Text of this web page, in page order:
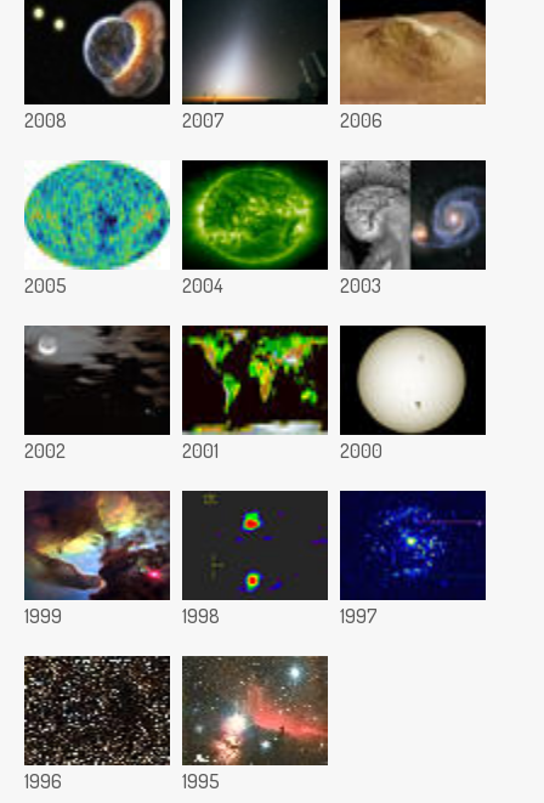
2008 2007 2006
2005 2004 2003
2002 2001 2000
1999 1998 1997
1996 1995